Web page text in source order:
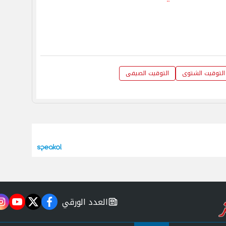
التوقيت الشتوى التوقيت الصيفى
newspaper
العدد الورقي facebook
twitter